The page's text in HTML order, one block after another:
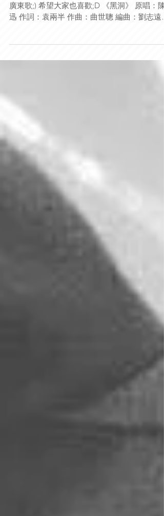
廣東歌;) 希望大家也喜歡;D 《黑洞》 原唱：陳
迅 作詞：袁兩半 作曲：曲世聰 編曲：劉志遠